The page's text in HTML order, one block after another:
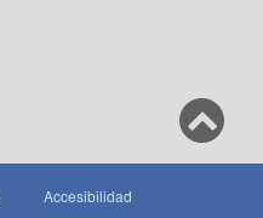
Accesibilidad